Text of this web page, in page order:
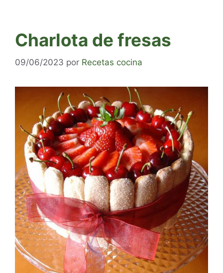
Charlota de fresas
09/06/2023 por Recetas cocina